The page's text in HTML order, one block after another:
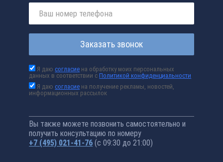
Заказать звонок
Я даюсогласие на обработку моих персональных
данных в соответствии сПолитикой конфиденциальности
Я даюсогласие на получение рекламы, новостей,
информационных рассылок
Вы также можете позвонить самостоятельно и
получить консультацию по номеру
+7 (495) 021-41-76 (с 09:30 до 21:00)